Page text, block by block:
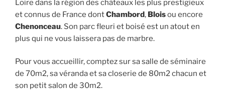
Loire dans la région des châteaux les plus prestigieux
et connus de France dontChambord, Bloisou encore
Chenonceau. Son parc fleuri et boisé est un atout en
plus qui ne vous laissera pas de marbre.
Pour vous accueillir, comptez sur sa salle de séminaire
de 70m2, sa véranda et sa closerie de 80m2 chacun et
son petit salon de 30m2.